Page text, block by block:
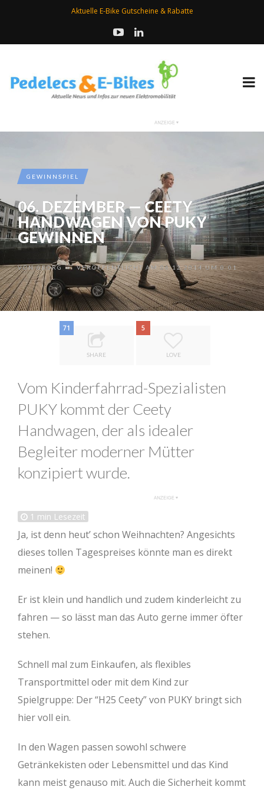
Aktuelle E-Bike Gutscheine & Rabatte
GEWINNSPIEL
06. DEZEMBER — CEETY
HANDWAGEN VON PUKY
GEWINNEN
VONGEORG •VERÖFFENTLICHT AM 06.12.2014 UM 0:01
71
SHARE
5
LOVE
Vom Kinderfahrrad-Spezialisten
PUKY kommt der Ceety
Handwagen, der als idealer
Begleiter moderner Mütter
konzipiert wurde.
1 min Lesezeit
Ja, ist denn heut’ schon Weihnachten? Angesichts
dieses tollen Tagespreises könnte man es direkt
meinen!
Er ist klein und handlich und zudem kinderleicht zu
fahren — so lässt man das Auto gerne immer öfter
stehen.
Schnell mal zum Einkaufen, als flexibles
Transportmittel oder mit dem Kind zur
Spielgruppe: Der “H25 Ceety” von PUKY bringt sich
hier voll ein.
In den Wagen passen sowohl schwere
Getränkekisten oder Lebensmittel und das Kind
kann meist genauso mit. Auch die Sicherheit kommt